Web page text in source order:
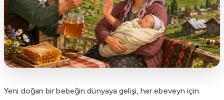
Yeni doğan bir bebeğin dünyaya gelişi, her ebeveyn için